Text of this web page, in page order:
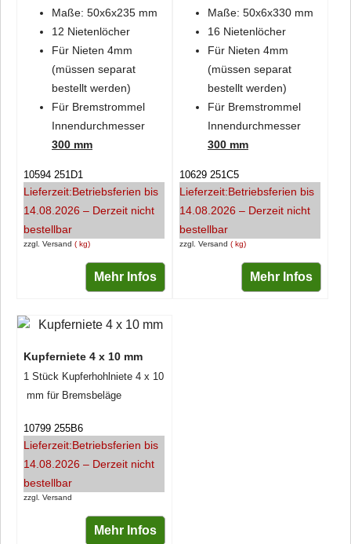
Maße: 50x6x235 mm
12 Nietenlöcher
Für Nieten 4mm
(müssen separat
bestellt werden)
Für Bremstrommel
Innendurchmesser
300 mm
zzgl. Versand kg
10594 251D1
Lieferzeit:Betriebsferien bis
14.08.2026 – Derzeit nicht
bestellbar
Mehr Infos
Maße: 50x6x330 mm
16 Nietenlöcher
Für Nieten 4mm
(müssen separat
bestellt werden)
Für Bremstrommel
Innendurchmesser
300 mm
zzgl. Versand kg
10629 251C5
Lieferzeit:Betriebsferien bis
14.08.2026 – Derzeit nicht
bestellbar
Mehr Infos
Kupferniete 4 x 10 mm
1 Stück Kupferhohlniete 4 x 10
mm für Bremsbeläge
zzgl. Versand
10799 255B6
Lieferzeit:Betriebsferien bis
14.08.2026 – Derzeit nicht
bestellbar
Mehr Infos